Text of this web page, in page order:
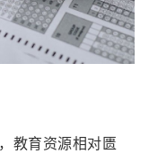
教育资源相对匮